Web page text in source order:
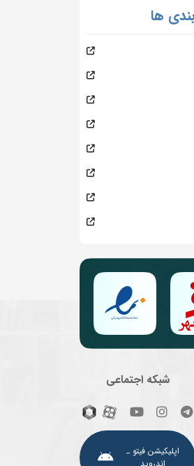
ها
شبکه اجتماعی
اپلیکیشن فیتو ـ